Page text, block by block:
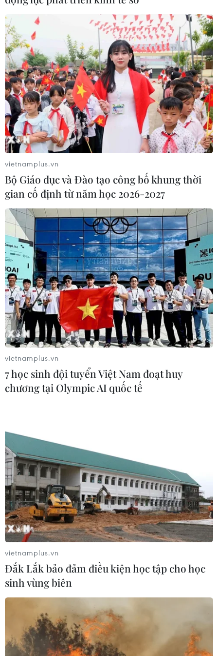
Tục xin chữ đầu năm - tôn vinh
truyền thống hiếu học của người Việt
24/01/2023 02:18
Từ xa xưa, tục xin chữ, cho chữ không chỉ thể hiện
truyền thống hiếu học, tôn sư trọng đạo của các thế hệ
học trò mà còn là một nét đẹp văn hóa của người Việt
Nam vào những ngày Tết đến, Xuân về.
vietnamplus.vn
Bộ Giáo dục và Đào tạo công bố khung thời
gian cố định từ năm học 2026-2027
vietnamplus.vn
7 học sinh đội tuyển Việt Nam đoạt huy
chương tại Olympic AI quốc tế
vietnamplus.vn
Đắk Lắk bảo đảm điều kiện học tập cho học
sinh vùng biên